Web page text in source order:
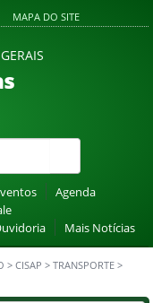
MAPA DO SITE
Agenda
Mais Notícias
> CISAP > TRANSPORTE >